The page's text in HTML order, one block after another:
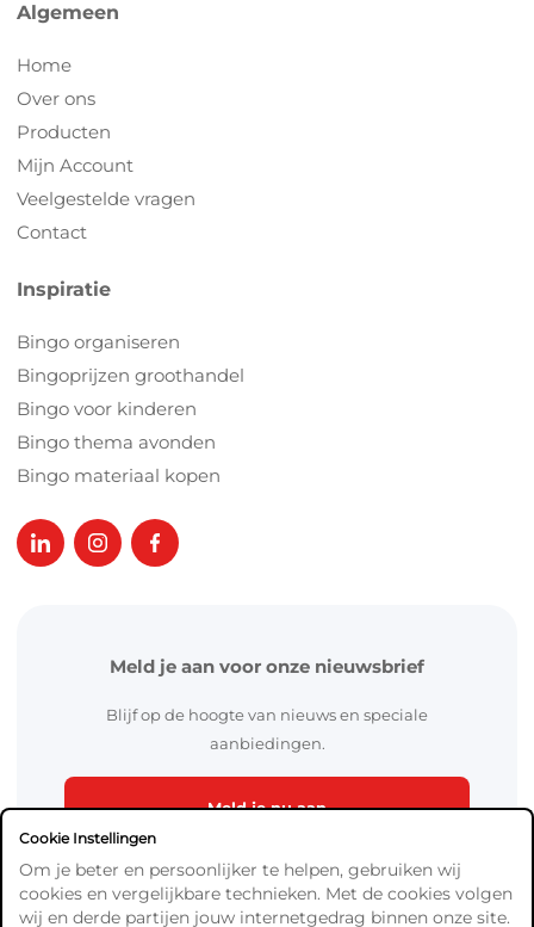
Algemeen
Home
Over ons
Producten
Mijn Account
Veelgestelde vragen
Contact
Inspiratie
Bingo organiseren
Bingoprijzen groothandel
Bingo voor kinderen
Bingo thema avonden
Bingo materiaal kopen
Meld je aan voor onze nieuwsbrief
Blijf op de hoogte van nieuws en speciale
aanbiedingen.
Meld je nu aan
Cookie Instellingen
Om je beter en persoonlijker te helpen, gebruiken wij
cookies en vergelijkbare technieken. Met de cookies volgen
wij en derde partijen jouw internetgedrag binnen onze site.